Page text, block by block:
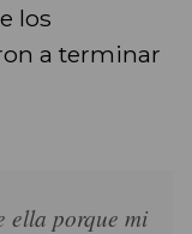
los
a terminar
ella porque mi